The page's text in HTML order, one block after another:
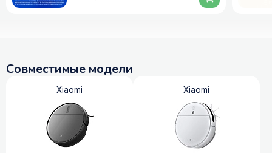
Совместимые модели
Xiaomi Xiaomi